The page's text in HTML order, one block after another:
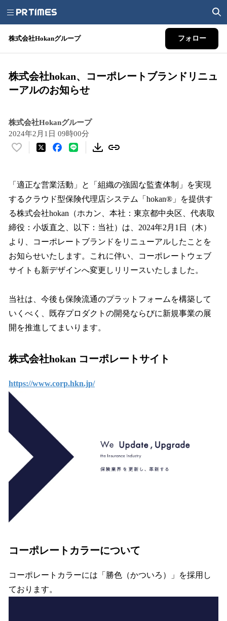
株式会社Hokanグループ フォロー
株式会社hokan、コーポレートブランドリニュ
ーアルのお知らせ
株式会社Hokanグループ
2024年2月1日 09時00分
い
！
数
を
読
み
込
み
中
で
「適正な営業活動」と「組織の強固な監査体制」を実現
するクラウド型保険代理店システム「hokan®」を提供す
る株式会社hokan（ホカン、本社：東京都中央区、代表取
締役：小坂直之、以下：当社）は、2024年2月1日（木）
より、コーポレートブランドをリニューアルしたことを
お知らせいたします。これに伴い、コーポレートウェブ
サイトも新デザインへ変更しリリースいたしました。
当社は、今後も保険流通のプラットフォームを構築して
いくべく、既存プロダクトの開発ならびに新規事業の展
開を推進してまいります。
株式会社hokan コーポレートサイト
https://www.corp.hkn.jp/
コーポレートカラーについて
コーポレートカラーには「勝色（かついろ）」を採用し
ております。